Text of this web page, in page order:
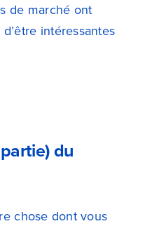
de marché ont
intéressantes
du
chose dont vous